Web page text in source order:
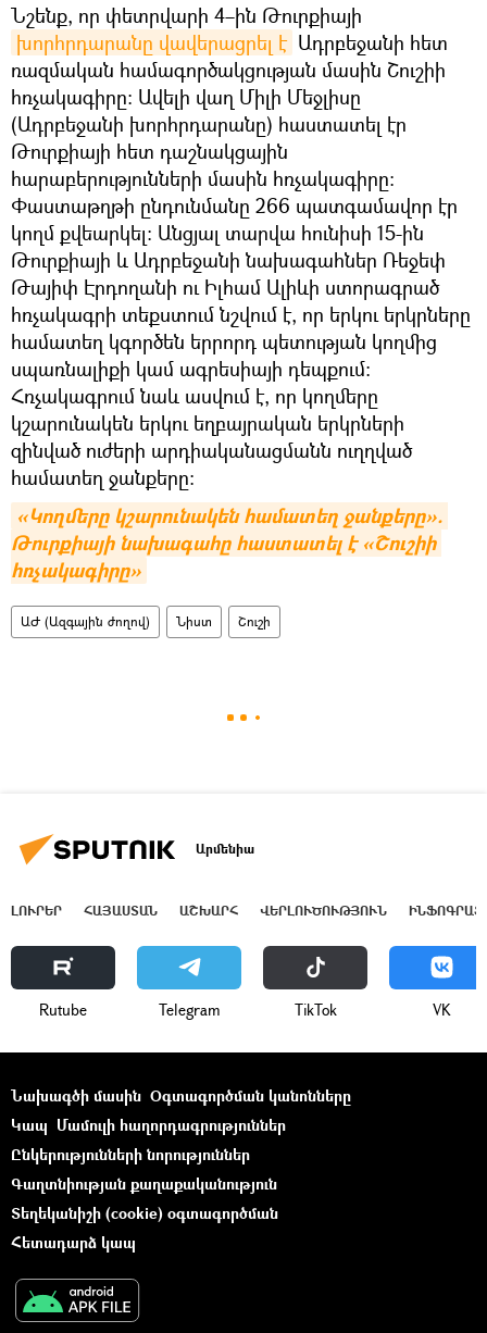
Նշենք, որ փետրվարի 4–ին Թուրքիայի
խորհրդարանը վավերացրել է Ադրբեջանի հետ
ռազմական համագործակցության մասին Շուշիի
հռչակագիրը։ Ավելի վաղ Միլի Մեջլիսը
(Ադրբեջանի խորհրդարանը) հաստատել էր
Թուրքիայի հետ դաշնակցային
հարաբերությունների մասին հռչակագիրը:
Փաստաթղթի ընդունմանը 266 պատգամավոր էր
կողմ քվեարկել։ Անցյալ տարվա հունիսի 15-ին
Թուրքիայի և Ադրբեջանի նախագահներ Ռեջեփ
Թայիփ Էրդողանի ու Իլհամ Ալիևի ստորագրած
հռչակագրի տեքստում նշվում է, որ երկու երկրները
համատեղ կգործեն երրորդ պետության կողմից
սպառնալիքի կամ ագրեսիայի դեպքում:
Հռչակագրում նաև ասվում է, որ կողմերը
կշարունակեն երկու եղբայրական երկրների
զինված ուժերի արդիականացմանն ուղղված
համատեղ ջանքերը։
«Կողմերը կշարունակեն համատեղ ջանքերը».
Թուրքիայի նախագահը հաստատել է «Շուշիի
հռչակագիրը»
ԱԺ (Ազգային ժողով) Նիստ Շուշի
Արմենիա
ԼՈՒՐԵՐ ՀԱՅԱՍՏԱՆ ԱՇԽԱՐՀ ՎԵՐԼՈՒԾՈՒԹՅՈՒՆ
Rutube Telegram ТikТоk VK
Նախագծի մասին Օգտագործման կանոնները
Կապ Մամուլի հաղորդագրություններ
Ընկերությունների նորություններ
Գաղտնիության քաղաքականություն
Տեղեկանիշի (cookie) օգտագործման
Հետադարձ կապ